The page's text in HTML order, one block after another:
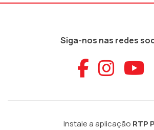
Siga-nos nas redes
Aceder
Instale a aplicação RTP